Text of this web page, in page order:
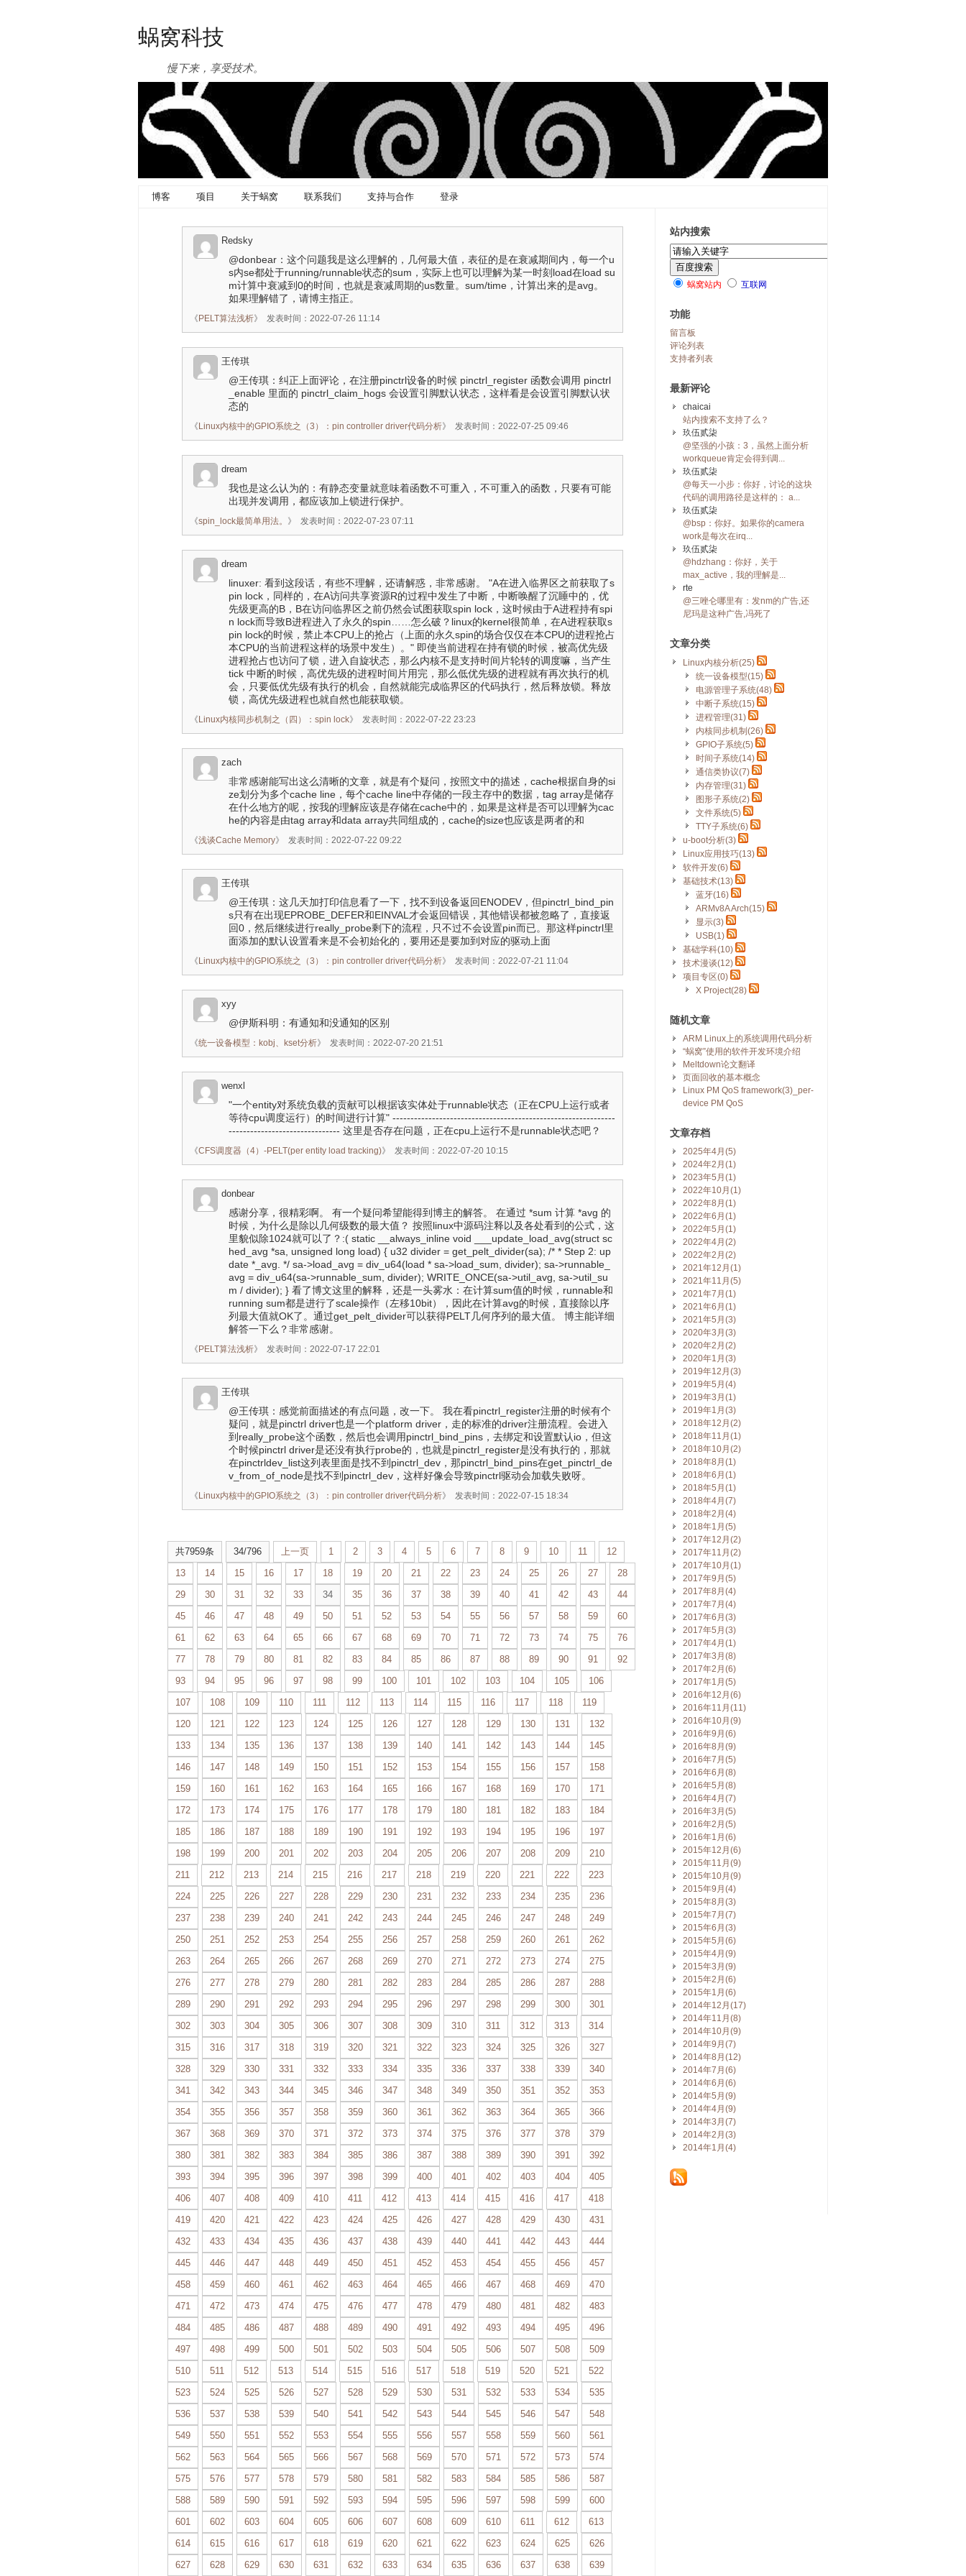
蜗窝科技
慢下来，享受技术。
博客 项目 关于蜗窝 联系我们 支持与合作 登录
Redsky
@donbear：这个问题我是这么理解的，几何最大值，表征的是在衰减期间内，每一个u
s内se都处于running/runnable状态的sum，实际上也可以理解为某一时刻load在load su
m计算中衰减到0的时间，也就是衰减周期的us数量。sum/time，计算出来的是avg。
如果理解错了，请博主指正。
《 PELT算法浅析》 发表时间：2022-07-26 11:14
王传琪
@王传琪：纠正上面评论，在注册pinctrl设备的时候 pinctrl_register 函数会调用 pinctrl
_enable 里面的 pinctrl_claim_hogs 会设置引脚默认状态，这样看是会设置引脚默认状
态的
《 Linux内核中的GPIO系统之（3）：pin controller driver代码分析》 发表时间：2022-07-25 09:46
dream
我也是这么认为的：有静态变量就意味着函数不可重入，不可重入的函数，只要有可能
出现并发调用，都应该加上锁进行保护。
《spin_lock最简单用法。 》 发表时间：2022-07-23 07:11
dream
linuxer: 看到这段话，有些不理解，还请解惑，非常感谢。 "A在进入临界区之前获取了s
pin lock，同样的，在A访问共享资源R的过程中发生了中断，中断唤醒了沉睡中的，优
先级更高的B，B在访问临界区之前仍然会试图获取spin lock，这时候由于A进程持有spi
n lock而导致B进程进入了永久的spin……怎么破？linux的kernel很简单，在A进程获取s
pin lock的时候，禁止本CPU上的抢占（上面的永久spin的场合仅仅在本CPU的进程抢占
本CPU的当前进程这样的场景中发生）。" 即使当前进程在持有锁的时候，被高优先级
进程抢占也访问了锁，进入自旋状态，那么内核不是支持时间片轮转的调度嘛，当产生
tick 中断的时候，高优先级的进程时间片用完，那么低优先级的进程就有再次执行的机
会，只要低优先级有执行的机会，自然就能完成临界区的代码执行，然后释放锁。释放
锁，高优先级进程也就自然也能获取锁。
《 Linux内核同步机制之（四）：spin lock》 发表时间：2022-07-22 23:23
zach
非常感谢能写出这么清晰的文章，就是有个疑问，按照文中的描述，cache根据自身的si
ze划分为多个cache line，每个cache line中存储的一段主存中的数据，tag array是储存
在什么地方的呢，按我的理解应该是存储在cache中的，如果是这样是否可以理解为cac
he的内容是由tag array和data array共同组成的，cache的size也应该是两者的和
《浅谈Cache Memory》 发表时间：2022-07-22 09:22
王传琪
@王传琪：这几天加打印信息看了一下，找不到设备返回ENODEV，但pinctrl_bind_pin
s只有在出现EPROBE_DEFER和EINVAL才会返回错误，其他错误都被忽略了，直接返
回0，然后继续进行really_probe剩下的流程，只不过不会设置pin而已。那这样pinctrl里
面添加的默认设置看来是不会初始化的，要用还是要加到对应的驱动上面
《 Linux内核中的GPIO系统之（3）：pin controller driver代码分析》 发表时间：2022-07-21 11:04
xyy
@伊斯科明：有通知和没通知的区别
《统一设备模型：kobj、kset分析》 发表时间：2022-07-20 21:51
wenxl
"一个entity对系统负载的贡献可以根据该实体处于runnable状态（正在CPU上运行或者
等待cpu调度运行）的时间进行计算" --------------------------------------------------------------
------------------------------- 这里是否存在问题，正在cpu上运行不是runnable状态吧？
《CFS调度器（4）-PELT(per entity load tracking)》 发表时间：2022-07-20 10:15
donbear
感谢分享，很精彩啊。 有一个疑问希望能得到博主的解答。 在通过 *sum 计算 *avg 的
时候，为什么是除以几何级数的最大值？ 按照linux中源码注释以及各处看到的公式，这
里貌似除1024就可以了？:( static __always_inline void ___update_load_avg(struct sc
hed_avg *sa, unsigned long load) { u32 divider = get_pelt_divider(sa); /* * Step 2: up
date *_avg. */ sa->load_avg = div_u64(load * sa->load_sum, divider); sa->runnable_
avg = div_u64(sa->runnable_sum, divider); WRITE_ONCE(sa->util_avg, sa->util_su
m / divider); } 看了博文这里的解释，还是一头雾水：在计算sum值的时候，runnable和
running sum都是进行了scale操作（左移10bit），因此在计算avg的时候，直接除以序
列最大值就OK了。通过get_pelt_divider可以获得PELT几何序列的最大值。 博主能详细
解答一下么？非常感谢。
《 PELT算法浅析》 发表时间：2022-07-17 22:01
王传琪
@王传琪：感觉前面描述的有点问题，改一下。 我在看pinctrl_register注册的时候有个
疑问，就是pinctrl driver也是一个platform driver，走的标准的driver注册流程。会进入
到really_probe这个函数，然后也会调用pinctrl_bind_pins，去绑定和设置默认io，但这
个时候pinctrl driver是还没有执行probe的，也就是pinctrl_register是没有执行的，那就
在pinctrldev_list这列表里面是找不到pinctrl_dev，那pinctrl_bind_pins在get_pinctrl_de
v_from_of_node是找不到pinctrl_dev，这样好像会导致pinctrl驱动会加载失败呀。
《 Linux内核中的GPIO系统之（3）：pin controller driver代码分析》 发表时间：2022-07-15 18:34
共7959条 34/796 上一页 1 2 3 4 5 6 7 8 9 10 11
12
13
14 15 16 17 18 19 20 21 22 23 24 25 26 27
28
29
30 31 32 33 34 35 36 37 38 39 40 41 42 43
44
45
46 47 48 49 50 51 52 53 54 55 56 57 58 59
60
61
62 63 64 65 66 67 68 69 70 71 72 73 74 75
76
77
78 79 80 81 82 83 84 85 86 87 88 89 90 91
92
93
94 95 96 97 98 99 100 101 102 103 104 105
106
107
108 109 110 111 112 113 114 115 116 117 118
119
120
121 122 123 124 125 126 127 128 129 130 131
132
133
134 135 136 137 138 139 140 141 142 143 144
145
146
147 148 149 150 151 152 153 154 155 156 157
158
159
160 161 162 163 164 165 166 167 168 169 170
171
172
173 174 175 176 177 178 179 180 181 182 183
184
185
186 187 188 189 190 191 192 193 194 195 196
197
198
199 200 201 202 203 204 205 206 207 208 209
210
211
212 213 214 215 216 217 218 219 220 221 222
223
224
225 226 227 228 229 230 231 232 233 234 235
236
237
238 239 240 241 242 243 244 245 246 247 248
249
250
251 252 253 254 255 256 257 258 259 260 261
262
263
264 265 266 267 268 269 270 271 272 273 274
275
276
277 278 279 280 281 282 283 284 285 286 287
288
289
290 291 292 293 294 295 296 297 298 299 300
301
302
303 304 305 306 307 308 309 310 311 312 313
314
315
316 317 318 319 320 321 322 323 324 325 326
327
328
329 330 331 332 333 334 335 336 337 338 339
340
341
342 343 344 345 346 347 348 349 350 351 352
353
354
355 356 357 358 359 360 361 362 363 364 365
366
367
368 369 370 371 372 373 374 375 376 377 378
379
380
381 382 383 384 385 386 387 388 389 390 391
392
393
394 395 396 397 398 399 400 401 402 403 404
405
406
407 408 409 410 411 412 413 414 415 416 417
418
419
420 421 422 423 424 425 426 427 428 429 430
431
432
433 434 435 436 437 438 439 440 441 442 443
444
445
446 447 448 449 450 451 452 453 454 455 456
457
458
459 460 461 462 463 464 465 466 467 468 469
470
471
472 473 474 475 476 477 478 479 480 481 482
483
484
485 486 487 488 489 490 491 492 493 494 495
496
497
498 499 500 501 502 503 504 505 506 507 508
509
510
511 512 513 514 515 516 517 518 519 520 521
522
523
524 525 526 527 528 529 530 531 532 533 534
535
536
537 538 539 540 541 542 543 544 545 546 547
548
549
550 551 552 553 554 555 556 557 558 559 560
561
562
563 564 565 566 567 568 569 570 571 572 573
574
575
576 577 578 579 580 581 582 583 584 585 586
587
588
589 590 591 592 593 594 595 596 597 598 599
600
601
602 603 604 605 606 607 608 609 610 611 612
613
614
615 616 617 618 619 620 621 622 623 624 625
626
627
628 629 630 631 632 633 634 635 636 637 638 639
站内搜索
蜗窝站内 互联网
功能
留言板
评论列表
支持者列表
最新评论
chaicai
站内搜索不支持了么？
玖伍贰柒
@坚强的小孩：3，虽然上面分析
workqueue肯定会得到调...
玖伍贰柒
@每天一小步：你好，讨论的这块
代码的调用路径是这样的： a...
玖伍贰柒
@bsp：你好。如果你的camera
work是每次在irq...
玖伍贰柒
@hdzhang：你好，关于
max_active，我的理解是...
rte
@三唑仑哪里有：发nm的广告,还
尼玛是这种广告,冯死了
文章分类
Linux内核分析(25)
统一设备模型(15)
电源管理子系统(48)
中断子系统(15)
进程管理(31)
内核同步机制(26)
GPIO子系统(5)
时间子系统(14)
通信类协议(7)
内存管理(31)
图形子系统(2)
文件系统(5)
TTY子系统(6)
u-boot分析(3)
Linux应用技巧(13)
软件开发(6)
基础技术(13)
蓝牙(16)
ARMv8A Arch(15)
显示(3)
USB(1)
基础学科(10)
技术漫谈(12)
项目专区(0)
X Project(28)
随机文章
ARM Linux上的系统调用代码分析
“蜗窝”使用的软件开发环境介绍
Meltdown论文翻译
页面回收的基本概念
Linux PM QoS framework(3)_per-
device PM QoS
文章存档
2025年4月(5)
2024年2月(1)
2023年5月(1)
2022年10月(1)
2022年8月(1)
2022年6月(1)
2022年5月(1)
2022年4月(2)
2022年2月(2)
2021年12月(1)
2021年11月(5)
2021年7月(1)
2021年6月(1)
2021年5月(3)
2020年3月(3)
2020年2月(2)
2020年1月(3)
2019年12月(3)
2019年5月(4)
2019年3月(1)
2019年1月(3)
2018年12月(2)
2018年11月(1)
2018年10月(2)
2018年8月(1)
2018年6月(1)
2018年5月(1)
2018年4月(7)
2018年2月(4)
2018年1月(5)
2017年12月(2)
2017年11月(2)
2017年10月(1)
2017年9月(5)
2017年8月(4)
2017年7月(4)
2017年6月(3)
2017年5月(3)
2017年4月(1)
2017年3月(8)
2017年2月(6)
2017年1月(5)
2016年12月(6)
2016年11月(11)
2016年10月(9)
2016年9月(6)
2016年8月(9)
2016年7月(5)
2016年6月(8)
2016年5月(8)
2016年4月(7)
2016年3月(5)
2016年2月(5)
2016年1月(6)
2015年12月(6)
2015年11月(9)
2015年10月(9)
2015年9月(4)
2015年8月(3)
2015年7月(7)
2015年6月(3)
2015年5月(6)
2015年4月(9)
2015年3月(9)
2015年2月(6)
2015年1月(6)
2014年12月(17)
2014年11月(8)
2014年10月(9)
2014年9月(7)
2014年8月(12)
2014年7月(6)
2014年6月(6)
2014年5月(9)
2014年4月(9)
2014年3月(7)
2014年2月(3)
2014年1月(4)